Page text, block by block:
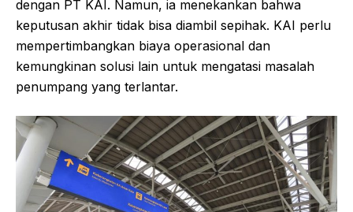
dengan PT KAI. Namun, ia menekankan bahwa
keputusan akhir tidak bisa diambil sepihak. KAI perlu
mempertimbangkan biaya operasional dan
kemungkinan solusi lain untuk mengatasi masalah
penumpang yang terlantar.